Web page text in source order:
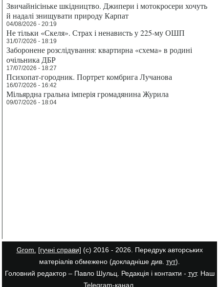
Звичайнісіньке шкідництво. Джипери і мотокросери хочуть
й надалі знищувати природу Карпат
04/08/2026 - 20:19
Не тільки «Скеля». Страх і ненависть у 225-му ОШП
31/07/2026 - 18:19
Заборонене розслідування: квартирна «схема» в родині
очільника ДБР
17/07/2026 - 18:27
Психопат-городник. Портрет комбрига Лучанова
16/07/2026 - 16:42
Мільярдна гральна імперія громадянина Журила
09/07/2026 - 18:04
Grom. [гучні справи] (с) 2016 - 2026. Передрук авторських
матеріалів обмежено (докладніше див. тут).
Головний редактор – Павло Шульц. Редакція і контакти - тут. Наш
Telegram-канал